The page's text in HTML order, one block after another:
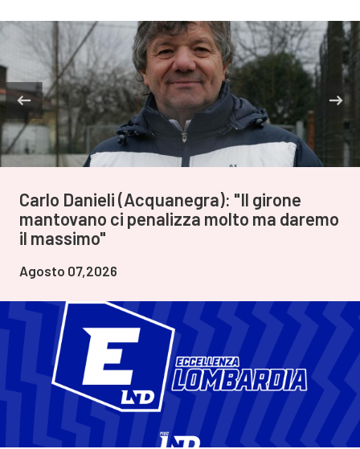
Carlo Danieli (Acquanegra): "Il girone
mantovano ci penalizza molto ma daremo
il massimo"
Agosto 07,2026